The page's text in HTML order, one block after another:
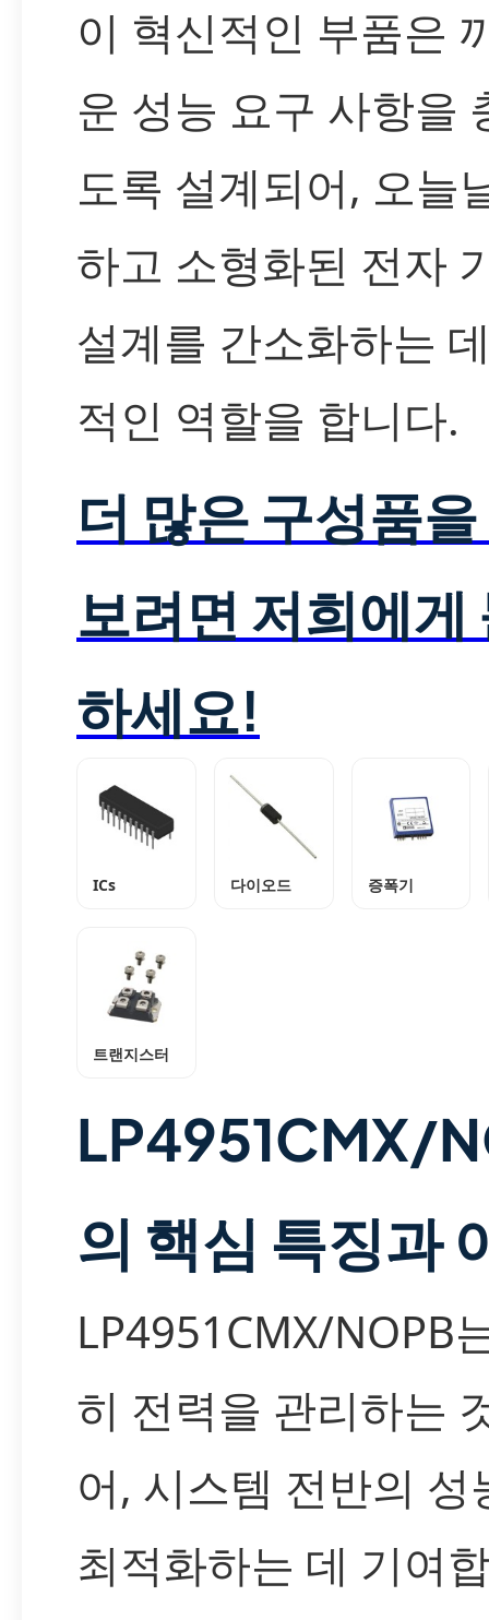
이 혁신적인 부품은
운 성능 요구 사항을
도록 설계되어, 오늘
하고 소형화된 전자
설계를 간소화하는
적인 역할을 합니다.
더 많은 구성품
보려면 저희에게
하세요!
ICs 다이오드 증폭기
트랜지스터
LP4951CMX/
의 핵심 특징과
LP4951CMX/NOPB
히 전력을 관리하는
어, 시스템 전반의 성
최적화하는 데 기여